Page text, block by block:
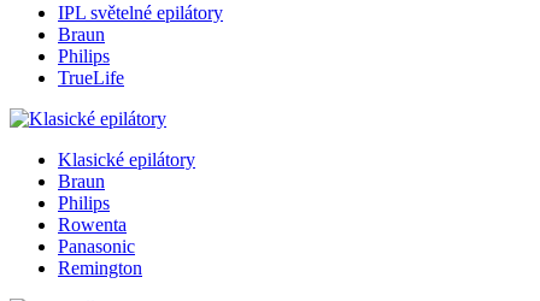
IPL světelné epilátory
Braun
Philips
TrueLife
Klasické epilátory
Braun
Philips
Rowenta
Panasonic
Remington